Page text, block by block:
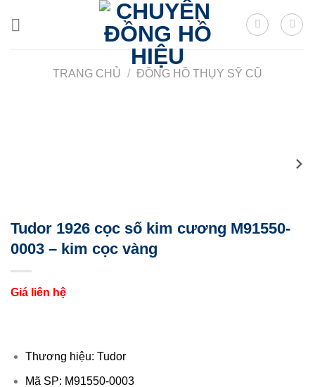
TRANG CHỦ / ĐỒNG HỒ THỤY SỸ CŨ
Tudor 1926 cọc số kim cương M91550-
0003 – kim cọc vàng
Giá liên hệ
Thương hiệu: Tudor
Mã SP: M91550-0003